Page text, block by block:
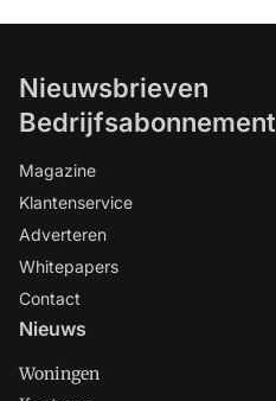
Nieuwsbrieven
Bedrijfsabonnement
Magazine
Klantenservice
Adverteren
Whitepapers
Contact
Nieuws
Woningen